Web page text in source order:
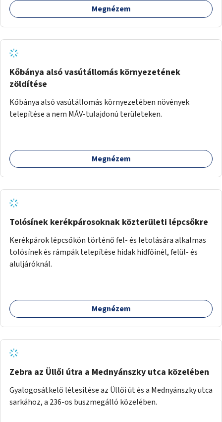
Megnézem
Kőbánya alsó vasútállomás környezetének
zöldítése
Kőbánya alsó vasútállomás környezetében növények
telepítése a nem MÁV-tulajdonú területeken.
Megnézem
Tolósínek kerékpárosoknak közterületi lépcsőkre
Kerékpárok lépcsőkön történő fel- és letolására alkalmas
tolósínek és rámpák telepítése hidak hídfőinél, felül- és
aluljáróknál.
Megnézem
Zebra az Üllői útra a Mednyánszky utca közelében
Gyalogosátkelő létesítése az Üllői út és a Mednyánszky utca
sarkához, a 236-os buszmegálló közelében.